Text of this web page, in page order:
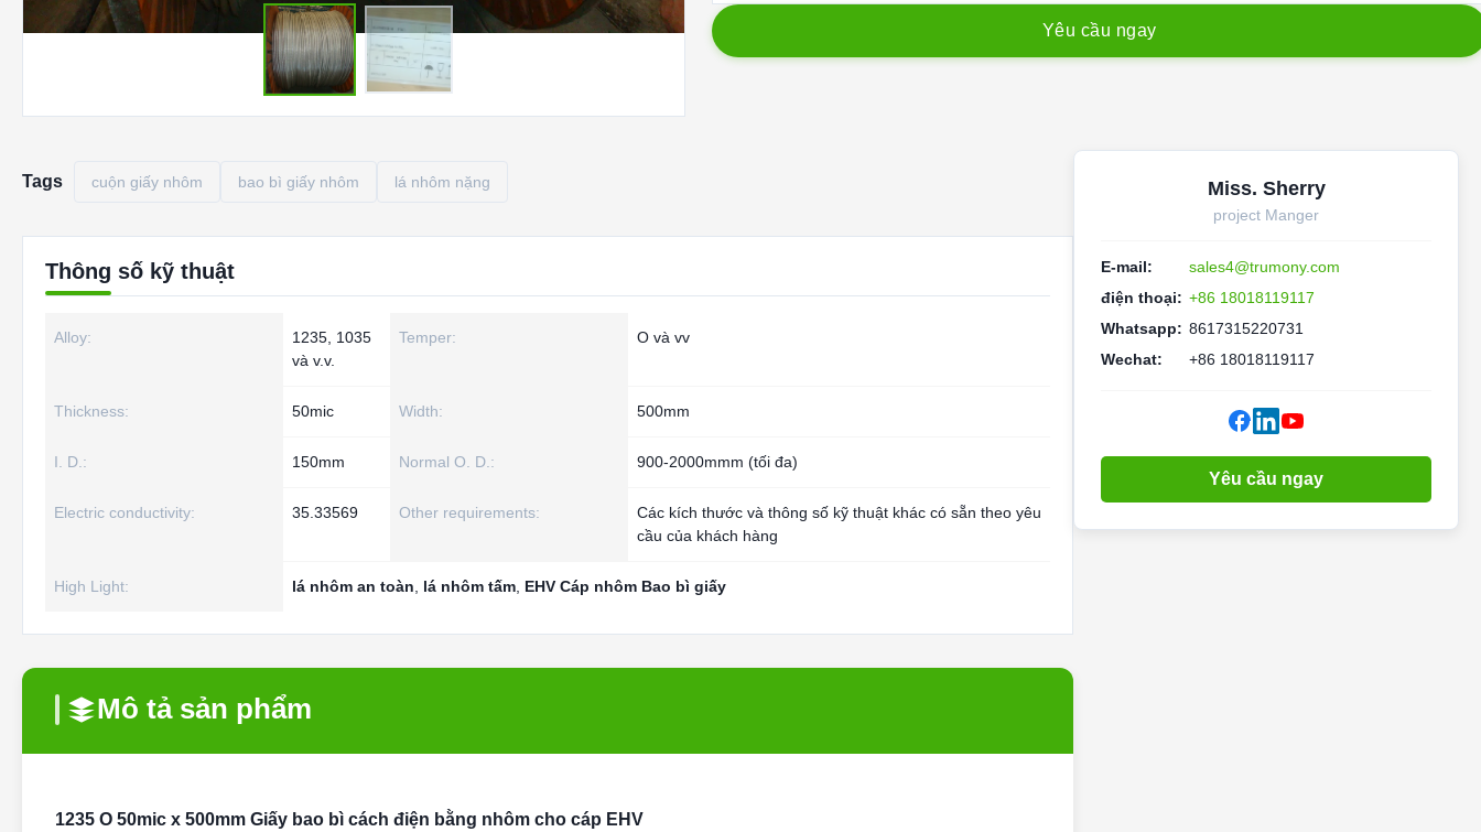
Yêu cầu ngay
Tags cuộn giấy nhôm bao bì giấy nhôm lá nhôm nặng
Thông số kỹ thuật
Alloy:
1235, 1035
và v.v.
Temper: O và vv
Thickness: 50mic Width: 500mm
I. D.: 150mm Normal O. D.: 900-2000mmm (tối đa)
Electric conductivity: 35.33569 Other requirements:
Các kích thước và thông số kỹ thuật khác có sẵn theo yêu
cầu của khách hàng
High Light: lá nhôm an toàn lá nhôm tấm EHV Cáp nhôm Bao bì giấy
Mô tả sản phẩm
1235 O 50mic x 500mm Giấy bao bì cách điện bằng nhôm cho cáp EHV
Miss. Sherry
project Manger
E-mail:
sales4@trumony.com
điện thoại: +86 18018119117
Whatsapp: 8617315220731
Wechat:
+86 18018119117
Yêu cầu ngay